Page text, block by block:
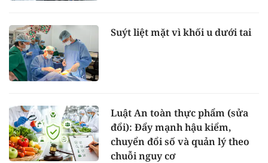
Suýt liệt mặt vì khối u dưới tai
Luật An toàn thực phẩm (sửa
đổi): Đẩy mạnh hậu kiểm,
chuyển đổi số và quản lý theo
chuỗi nguy cơ